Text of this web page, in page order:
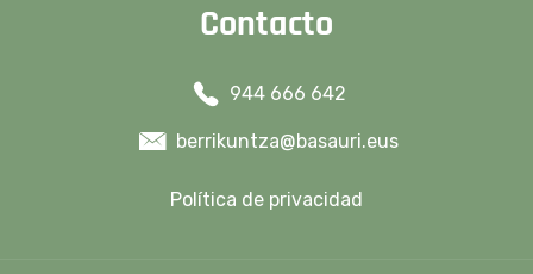
Contacto
944 666 642
berrikuntza@basauri.eus
Política de privacidad